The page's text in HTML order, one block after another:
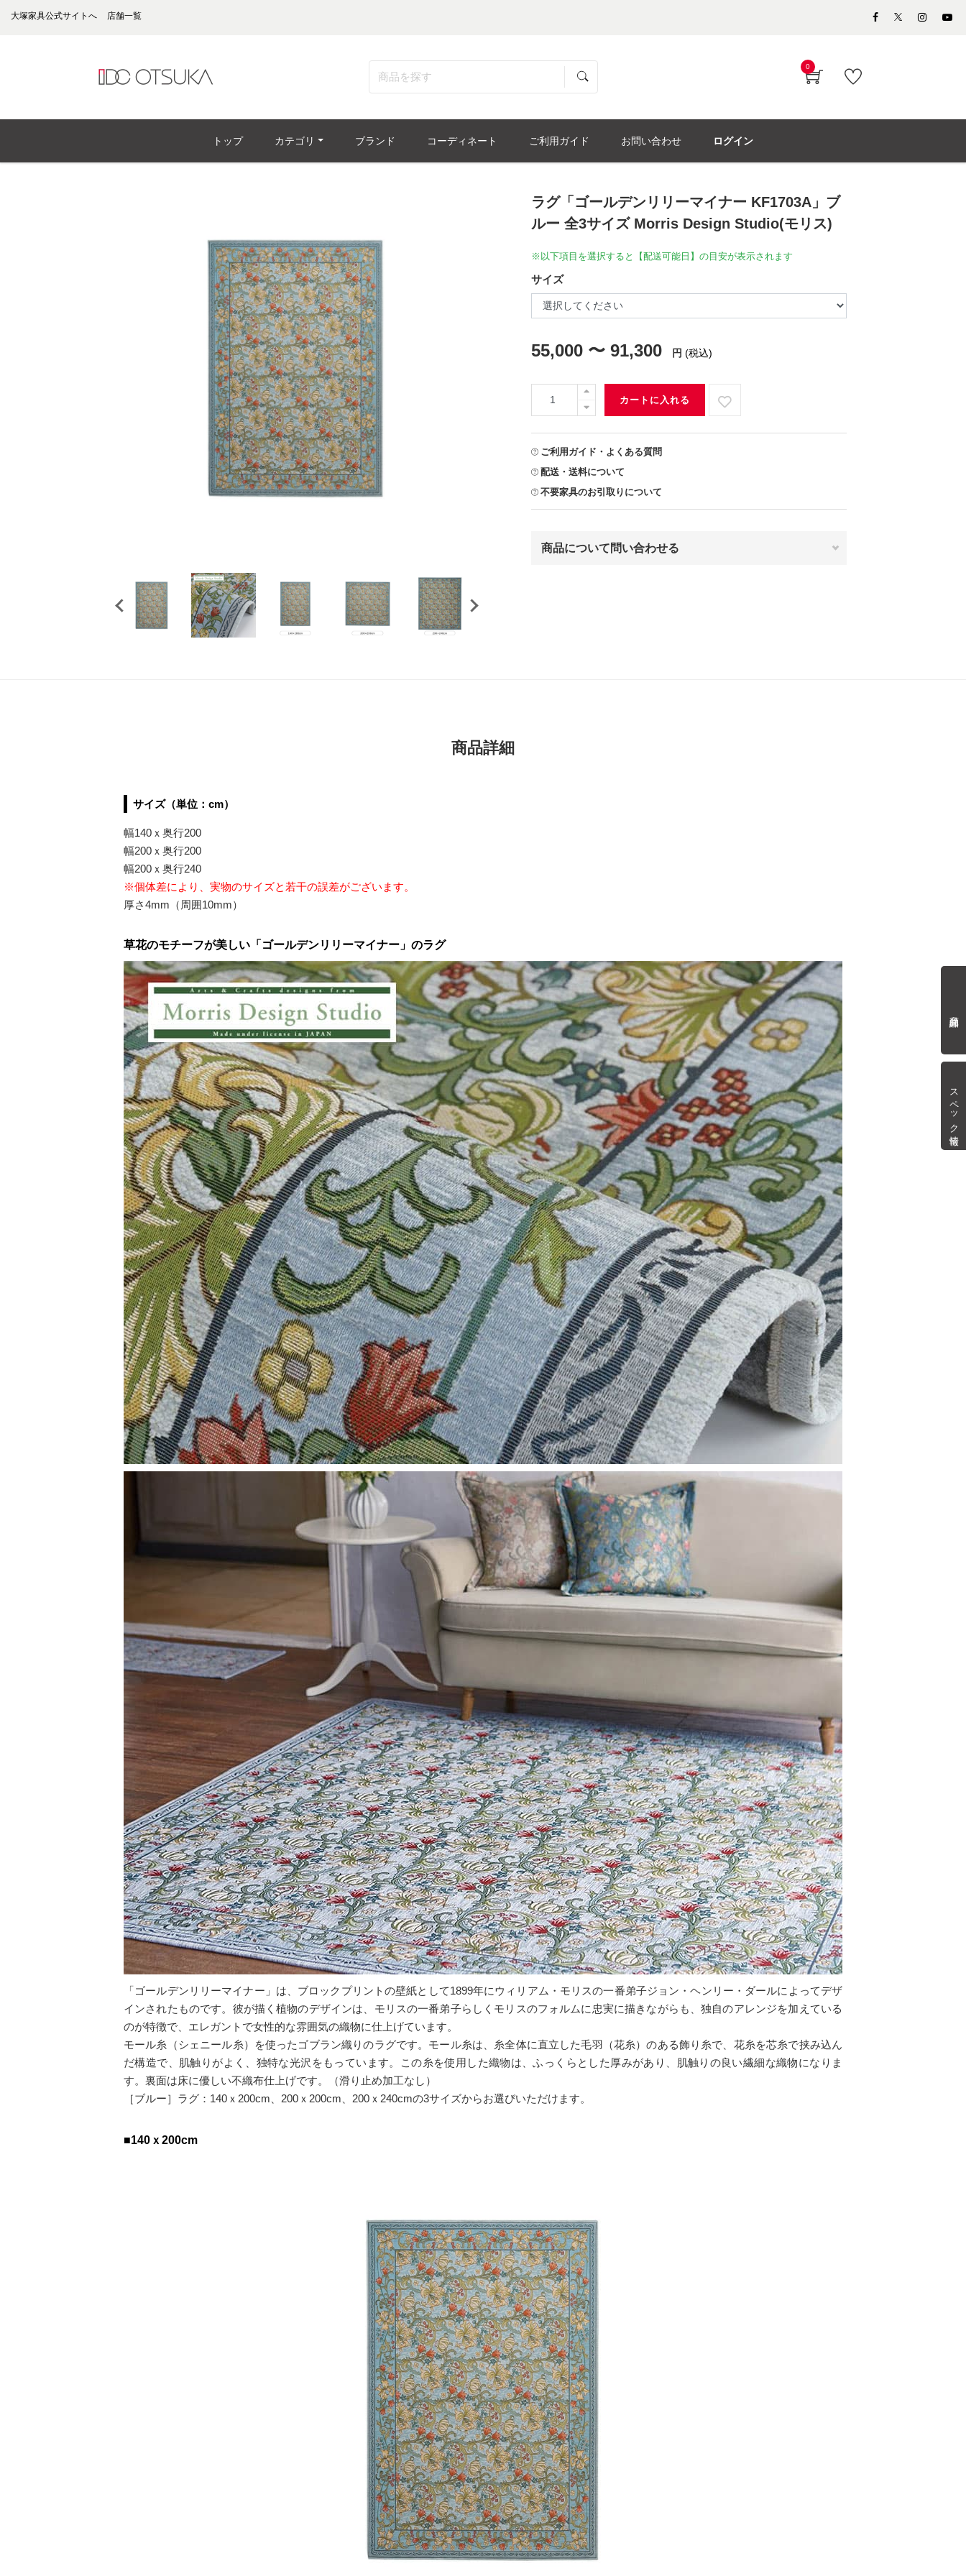
スペック情報
大塚家具公式サイトへ 店舗一覧
0
トップ カテゴリ ブランド コーディネート ご利用ガイド お問い合わせ ログイン
ラグ「ゴールデンリリーマイナー KF1703A」ブ
ルー 全3サイズ Morris Design Studio(モリス)
※以下項目を選択すると【配送可能日】の目安が表示されます
サイズ
55,000 〜 91,300 円 (税込)
カートに入れる
ご利用ガイド・よくある質問
配送・送料について
不要家具のお引取りについて
商品について問い合わせる
商品詳細
サイズ（単位：cm）
幅140ｘ奥行200
幅200ｘ奥行200
幅200ｘ奥行240
※個体差により、実物のサイズと若干の誤差がございます。
厚さ4mm（周囲10mm）
草花のモチーフが美しい「ゴールデンリリーマイナー」のラグ
「ゴールデンリリーマイナー」は、ブロックプリントの壁紙として1899年にウィリアム・モリスの一番弟子ジョン・ヘンリー・ダールによってデザ
インされたものです。彼が描く植物のデザインは、モリスの一番弟子らしくモリスのフォルムに忠実に描きながらも、独自のアレンジを加えている
のが特徴で、エレガントで女性的な雰囲気の織物に仕上げています。
モール糸（シェニール糸）を使ったゴブラン織りのラグです。モール糸は、糸全体に直立した毛羽（花糸）のある飾り糸で、花糸を芯糸で挟み込ん
だ構造で、肌触りがよく、独特な光沢をもっています。この糸を使用した織物は、ふっくらとした厚みがあり、肌触りの良い繊細な織物になりま
す。裏面は床に優しい不織布仕上げです。（滑り止め加工なし）
［ブルー］ラグ：140ｘ200cm、200ｘ200cm、200ｘ240cmの3サイズからお選びいただけます。
■140ｘ200cm